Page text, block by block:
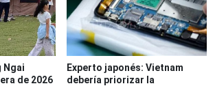
Ngai
de 2026
Experto japonés: Vietnam
debería priorizar la